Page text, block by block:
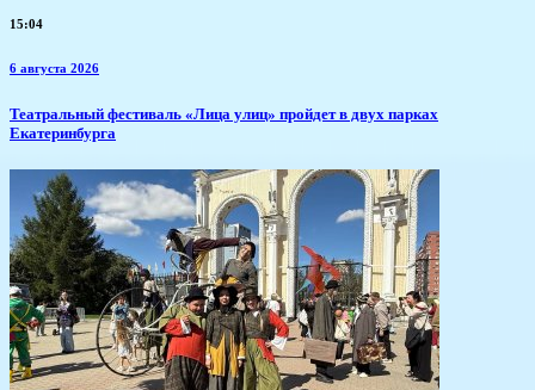
15:04
6 августа 2026
​Театральный фестиваль «Лица улиц» пройдет в двух парках
Екатеринбурга